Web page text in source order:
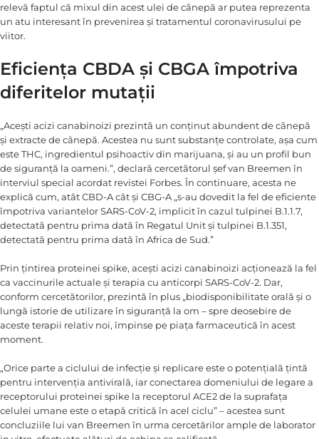
relevă faptul că mixul din acest ulei de cânepă ar putea reprezenta
un atu interesant în prevenirea și tratamentul coronavirusului pe
viitor.
Eficiența CBDA și CBGA împotriva
diferitelor mutații
„Acești acizi canabinoizi prezintă un conținut abundent de cânepă
și extracte de cânepă. Acestea nu sunt substanțe controlate, așa cum
este THC, ingredientul psihoactiv din marijuana, și au un profil bun
de siguranță la oameni.”, declară cercetătorul șef van Breemen în
interviul special acordat revistei Forbes. În continuare, acesta ne
explică cum, atât CBD-A cât și CBG-A „s-au dovedit la fel de eficiente
împotriva variantelor SARS-CoV-2, implicit în cazul tulpinei B.1.1.7,
detectată pentru prima dată în Regatul Unit și tulpinei B.1.351,
detectată pentru prima dată în Africa de Sud.”
Prin țintirea proteinei spike, acești acizi canabinoizi acționează la fel
ca vaccinurile actuale și terapia cu anticorpi SARS-CoV-2. Dar,
conform cercetătorilor, prezintă în plus „biodisponibilitate orală și o
lungă istorie de utilizare în siguranță la om – spre deosebire de
aceste terapii relativ noi, împinse pe piața farmaceutică în acest
moment.
„Orice parte a ciclului de infecție și replicare este o potențială țintă
pentru intervenția antivirală, iar conectarea domeniului de legare a
receptorului proteinei spike la receptorul ACE2 de la suprafața
celulei umane este o etapă critică în acel ciclu” – acestea sunt
concluziile lui van Breemen în urma cercetărilor ample de laborator